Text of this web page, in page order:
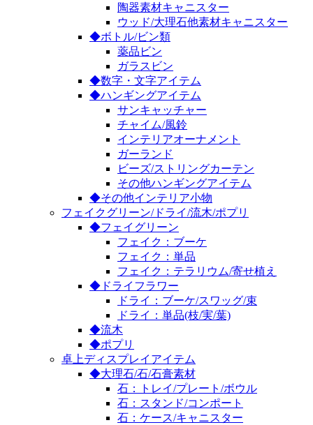
陶器素材キャニスター
ウッド/大理石他素材キャニスター
◆ボトル/ビン類
薬品ビン
ガラスビン
◆数字・文字アイテム
◆ハンギングアイテム
サンキャッチャー
チャイム/風鈴
インテリアオーナメント
ガーランド
ビーズ/ストリングカーテン
その他ハンギングアイテム
◆その他インテリア小物
フェイクグリーン/ドライ/流木/ポプリ
◆フェイグリーン
フェイク：ブーケ
フェイク：単品
フェイク：テラリウム/寄せ植え
◆ドライフラワー
ドライ：ブーケ/スワッグ/束
ドライ：単品(枝/実/葉)
◆流木
◆ポプリ
卓上ディスプレイアイテム
◆大理石/石/石膏素材
石：トレイ/プレート/ボウル
石：スタンド/コンポート
石：ケース/キャニスター